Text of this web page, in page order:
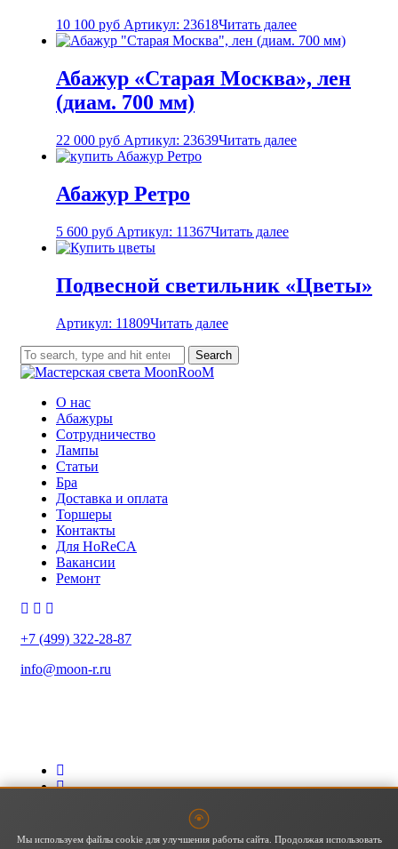
10 100 руб Артикул: 23618Читать далее
Абажур «Старая Москва», лен
(диам. 700 мм)
22 000 руб Артикул: 23639Читать далее
Абажур Ретро
5 600 руб Артикул: 11367Читать далее
Подвесной светильник «Цветы»
Артикул: 11809Читать далее
Search
О нас
Абажуры
Сотрудничество
Лампы
Статьи
Бра
Доставка и оплата
Торшеры
Контакты
Для HoReCA
Вакансии
Ремонт
+7 (499) 322-28-87
info@moon-r.ru
Мы используем файлы cookie для улучшения работы сайта. Продолжая использовать